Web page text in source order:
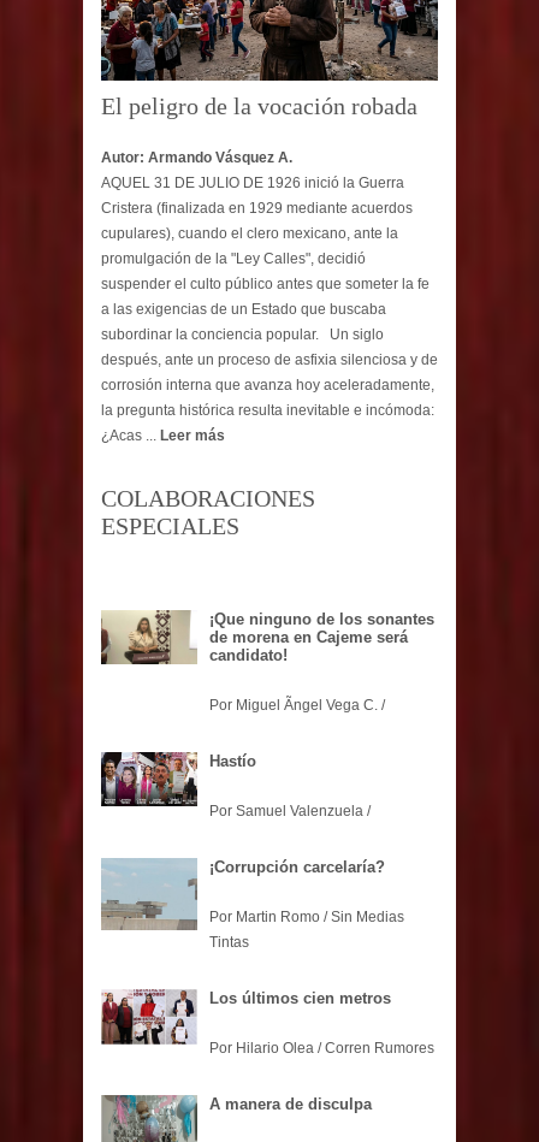
El peligro de la vocación robada
Autor: Armando Vásquez A.
AQUEL 31 DE JULIO DE 1926 inició la Guerra
Cristera (finalizada en 1929 mediante acuerdos
cupulares), cuando el clero mexicano, ante la
promulgación de la "Ley Calles", decidió
suspender el culto público antes que someter la fe
a las exigencias de un Estado que buscaba
subordinar la conciencia popular. Un siglo
después, ante un proceso de asfixia silenciosa y de
corrosión interna que avanza hoy aceleradamente,
la pregunta histórica resulta inevitable e incómoda:
¿Acas ... Leer más
COLABORACIONES
ESPECIALES
¡Que ninguno de los sonantes
de morena en Cajeme será
candidato!
Por Miguel Ãngel Vega C. /
Hastío
Por Samuel Valenzuela /
¡Corrupción carcelaría?
Por Martin Romo / Sin Medias
Tintas
Los últimos cien metros
Por Hilario Olea / Corren Rumores
A manera de disculpa